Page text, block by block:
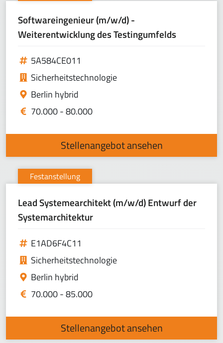
Softwareingenieur (m/w/d) -
Weiterentwicklung des Testingumfelds
5A584CE011
Sicherheitstechnologie
Berlin hybrid
70.000 - 80.000
Stellenangebot ansehen
Festanstellung
Lead Systemearchitekt (m/w/d) Entwurf der
Systemarchitektur
E1AD6F4C11
Sicherheitstechnologie
Berlin hybrid
70.000 - 85.000
Stellenangebot ansehen